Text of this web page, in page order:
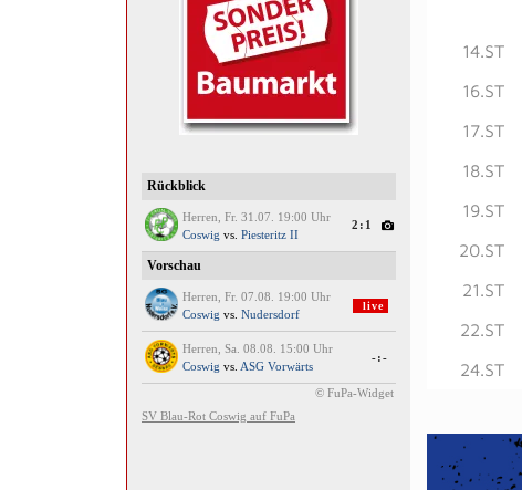
14.ST
16.ST
17.ST
18.ST
19.ST
20.ST
21.ST
22.ST
24.ST